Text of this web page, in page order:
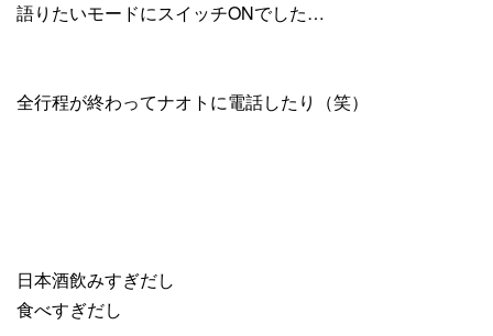
語りたいモードにスイッチONでした…
全行程が終わってナオトに電話したり（笑）
日本酒飲みすぎだし
食べすぎだし